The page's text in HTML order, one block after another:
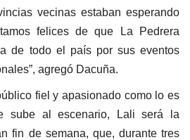
vecinas estaban esperando
felices de que La Pedrera
de todo el país por sus eventos
agregó Dacuña.
fiel y apasionado como lo es
sube al escenario, Lali será la
fin de semana, que, durante tres